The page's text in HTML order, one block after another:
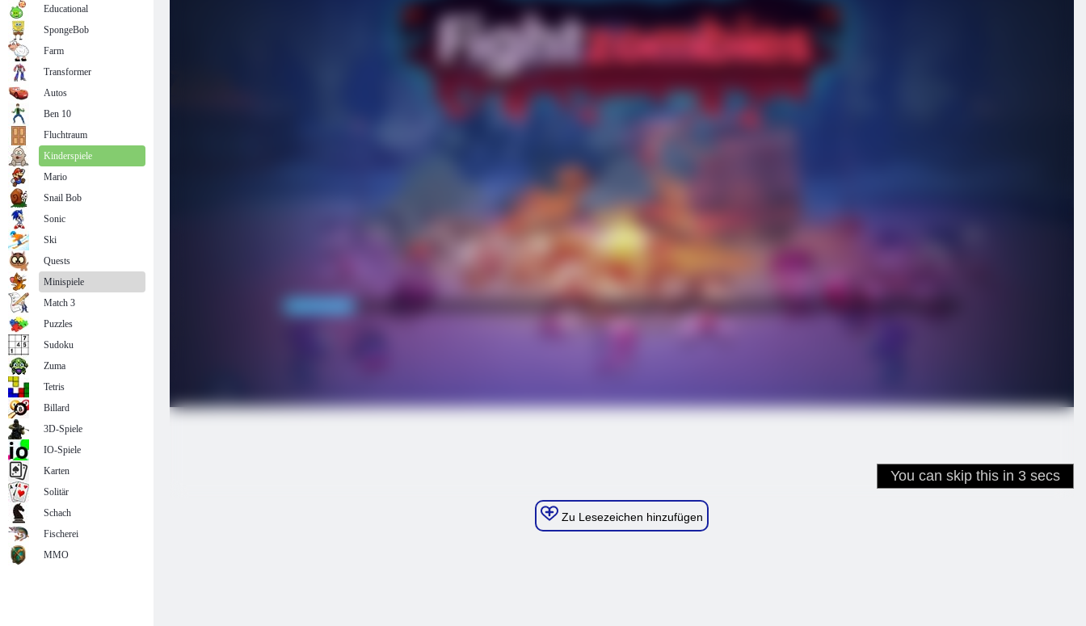
Zu Lesezeichen hinzufügen
Educational
SpongeBob
Farm
Transformer
Autos
Ben 10
Fluchtraum
Kinderspiele
Mario
Snail Bob
Sonic
Ski
Quests
Minispiele
Match 3
Puzzles
Sudoku
Zuma
Tetris
Billard
3D-Spiele
IO-Spiele
Karten
Solitär
Schach
Fischerei
MMO